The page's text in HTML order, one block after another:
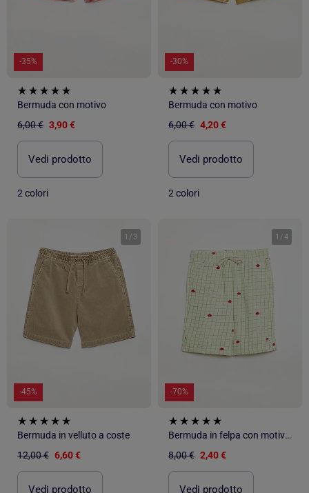
-35%
Bermuda con motivo
6,00 € 3,90 €
Vedi prodotto
2 colori
-30%
Bermuda con motivo
6,00 € 4,20 €
Vedi prodotto
2 colori
1 / 3
-45%
Bermuda in velluto a coste
12,00 € 6,60 €
Vedi prodotto
1 /4
-70%
Bermuda in felpa con motivo e 2 tasche
8,00 € 2,40 €
Vedi prodotto